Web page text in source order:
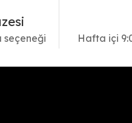
seçeneği Hafta içi